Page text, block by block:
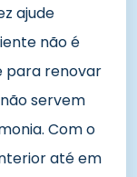
ajude
não é
para renovar
servem
Com o
até em